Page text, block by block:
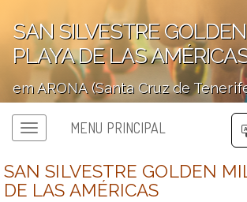
SAN SILVESTRE
PLAYA DE LAS
em ARONA (Santa Cruz de
MENU PRINCIPAL
SAN SILVESTRE GOLDEN
DE LAS AMÉRICAS